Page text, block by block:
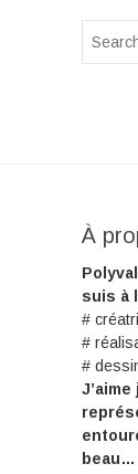
À
suis à
#
#
#
beau…